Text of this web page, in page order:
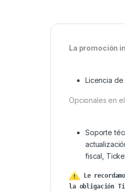
La promoción
Licencia de
Opcionales en
Soporte
fiscal,
Le
la obligación